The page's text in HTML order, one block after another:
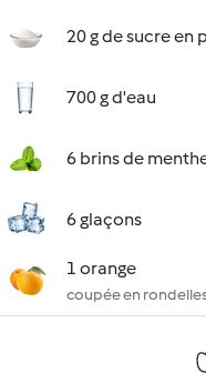
20 g de sucre en
700 g d'eau
6 brins de
6 glaçons
1 orange
coupée en